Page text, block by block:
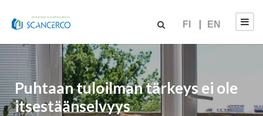
FI EN
Puhtaan tuloilman tärkeys ei ole
itsestäänselvyys